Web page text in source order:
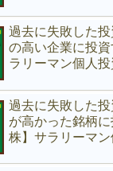
過去に失敗した
の高い企業に投
ラリーマン個人投
過去に失敗した
が高かった銘柄
株】サラリーマ